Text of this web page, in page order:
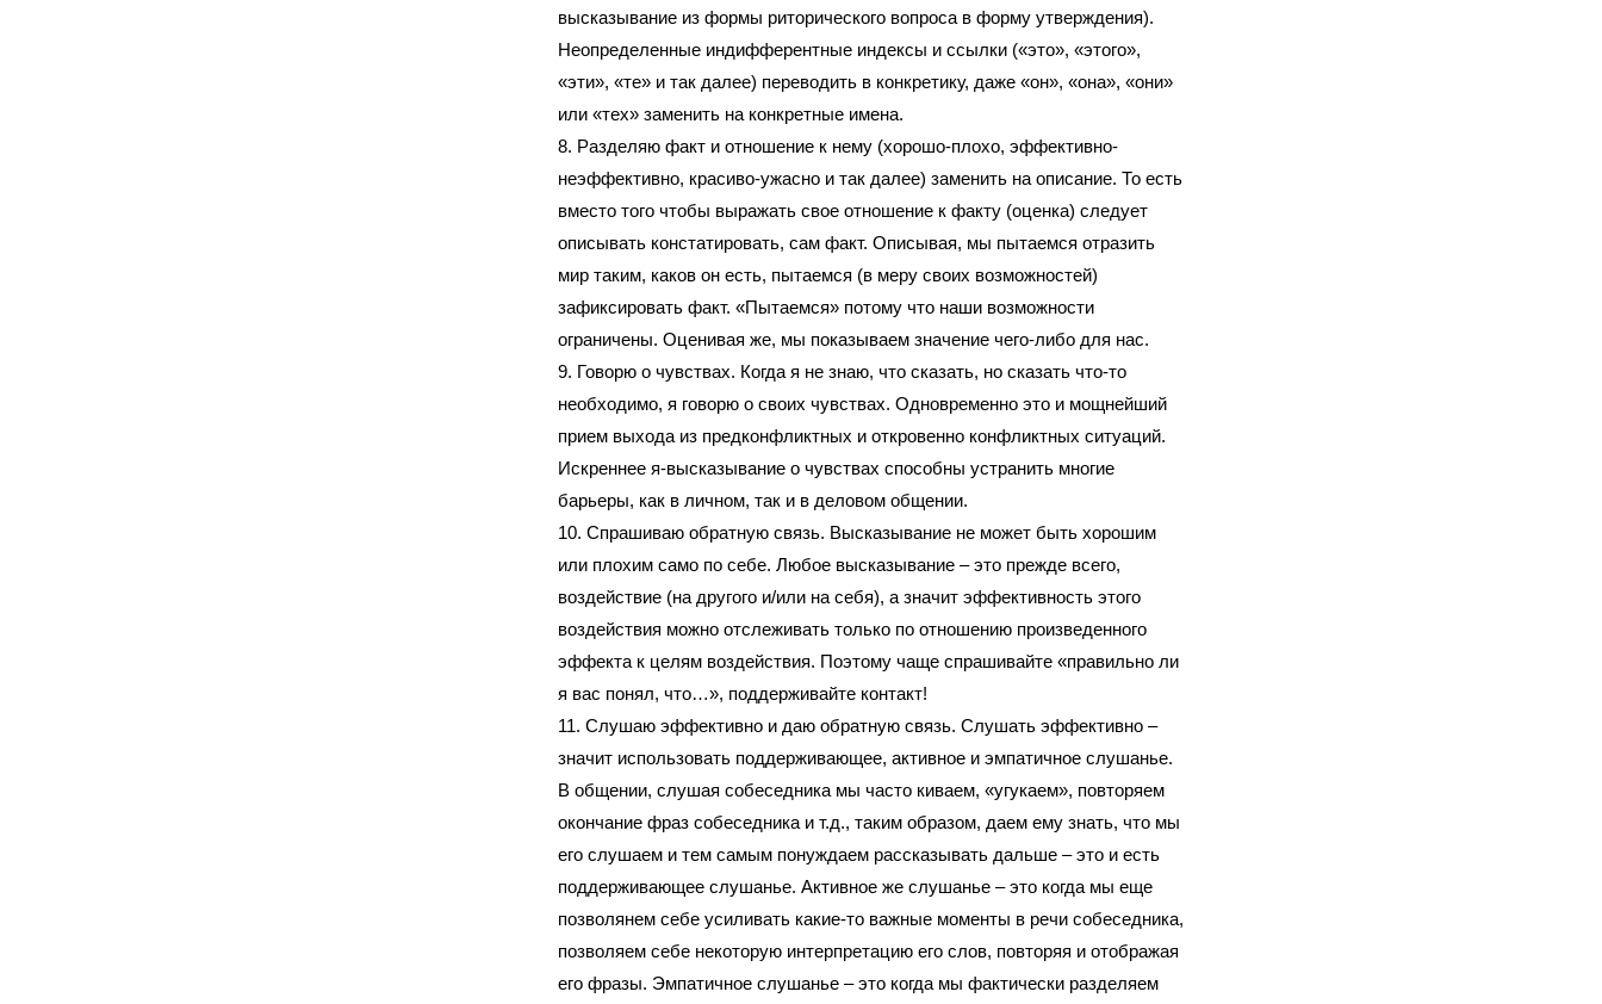
высказывание из формы риторического вопроса в форму утверждения).
Неопределенные индифферентные индексы и ссылки («это», «этого»,
«эти», «те» и так далее) переводить в конкретику, даже «он», «она», «они»
или «тех» заменить на конкретные имена.
8. Разделяю факт и отношение к нему (хорошо-плохо, эффективно-
неэффективно, красиво-ужасно и так далее) заменить на описание. То есть
вместо того чтобы выражать свое отношение к факту (оценка) следует
описывать констатировать, сам факт. Описывая, мы пытаемся отразить
мир таким, каков он есть, пытаемся (в меру своих возможностей)
зафиксировать факт. «Пытаемся» потому что наши возможности
ограничены. Оценивая же, мы показываем значение чего-либо для нас.
9. Говорю о чувствах. Когда я не знаю, что сказать, но сказать что-то
необходимо, я говорю о своих чувствах. Одновременно это и мощнейший
прием выхода из предконфликтных и откровенно конфликтных ситуаций.
Искреннее я-высказывание о чувствах способны устранить многие
барьеры, как в личном, так и в деловом общении.
10. Спрашиваю обратную связь. Высказывание не может быть хорошим
или плохим само по себе. Любое высказывание – это прежде всего,
воздействие (на другого и/или на себя), а значит эффективность этого
воздействия можно отслеживать только по отношению произведенного
эффекта к целям воздействия. Поэтому чаще спрашивайте «правильно ли
я вас понял, что…», поддерживайте контакт!
11. Слушаю эффективно и даю обратную связь. Слушать эффективно –
значит использовать поддерживающее, активное и эмпатичное слушанье.
В общении, слушая собеседника мы часто киваем, «угукаем», повторяем
окончание фраз собеседника и т.д., таким образом, даем ему знать, что мы
его слушаем и тем самым понуждаем рассказывать дальше – это и есть
поддерживающее слушанье. Активное же слушанье – это когда мы еще
позволянем себе усиливать какие-то важные моменты в речи собеседника,
позволяем себе некоторую интерпретацию его слов, повторяя и отображая
его фразы. Эмпатичное слушанье – это когда мы фактически разделяем